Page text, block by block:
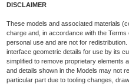
DISCLAIMER
These models and associated materials
charge and, in accordance with the
personal use and are not for
interface geometric details for use by its
simplified to remove proprietary elements
and details shown in the Models may not
particular part due to tooling changes,